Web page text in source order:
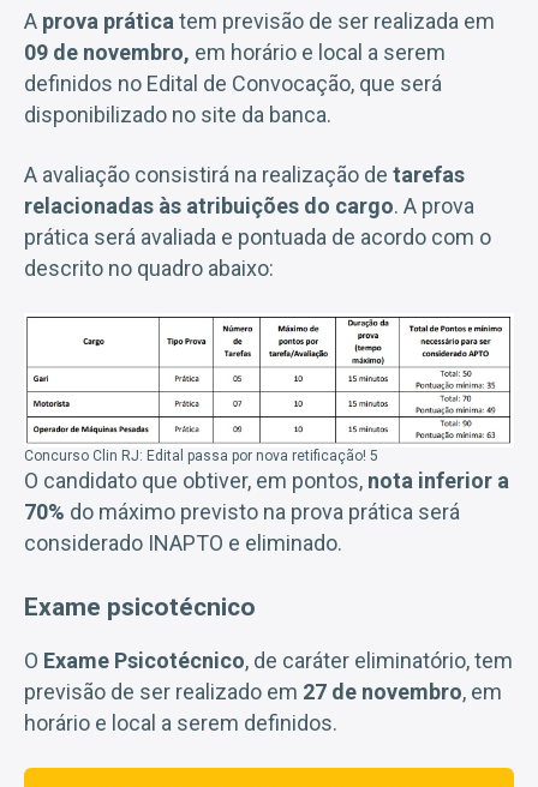
A prova práticatem previsão de ser realizada em
09 de novembro, em horário e local a serem
definidos no Edital de Convocação, que será
disponibilizado no site da banca.
A avaliação consistirá na realização de tarefas
relacionadas às atribuições do cargo. A prova
prática será avaliada e pontuada de acordo com o
descrito no quadro abaixo:
Concurso Clin RJ: Edital passa por nova retificação! 5
O candidato que obtiver, em pontos, nota inferior a
70% do máximo previsto na prova prática será
considerado INAPTO e eliminado.
Exame psicotécnico
O Exame Psicotécnico, de caráter eliminatório, tem
previsão de ser realizado em 27 de novembro, em
horário e local a serem definidos.